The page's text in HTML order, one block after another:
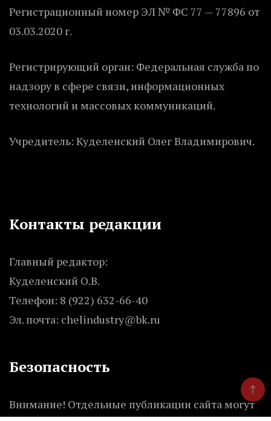
Регистрационный номер ЭЛ № ФС 77 — 77896 от
03.03.2020 г.
Регистрирующий орган: Федеральная служба по
надзору в сфере связи, информационных
технологий и массовых коммуникаций.
Учредитель: Куделенский Олег Владимирович.
Контакты редакции
Главный редактор:
Куделенский О.В.
Телефон: 8 (922) 632-66-40
Эл. почта: chelindustry@bk.ru
Безопасность
Внимание! Отдельные публикации сайта могут